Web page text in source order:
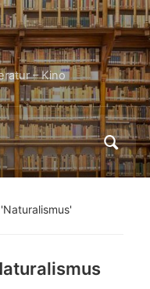
– Kino